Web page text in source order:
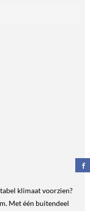
klimaat voorzien?
Met één buitendeel